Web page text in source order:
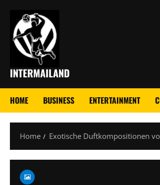
content
INTERMAILAND
HOME BUSINESS ENTERTAINMENT
Home Exotische Duftkompositionen